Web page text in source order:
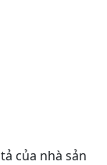
của nhà sản